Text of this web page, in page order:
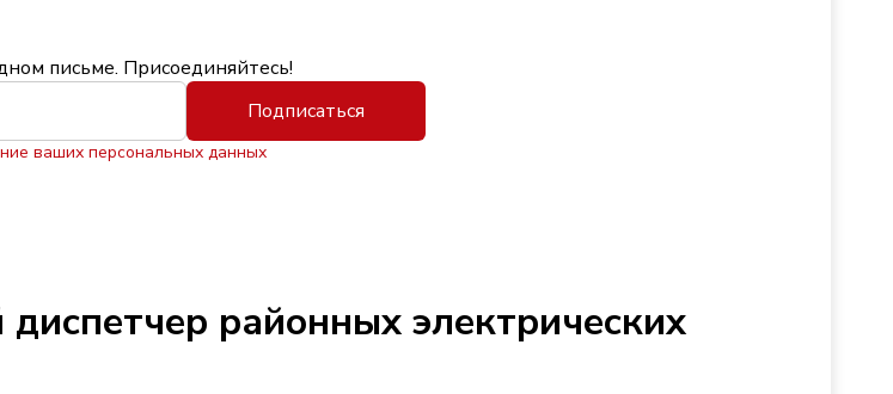
письме. Присоединяйтесь!
Подписаться
ваших персональных данных
районных электрических